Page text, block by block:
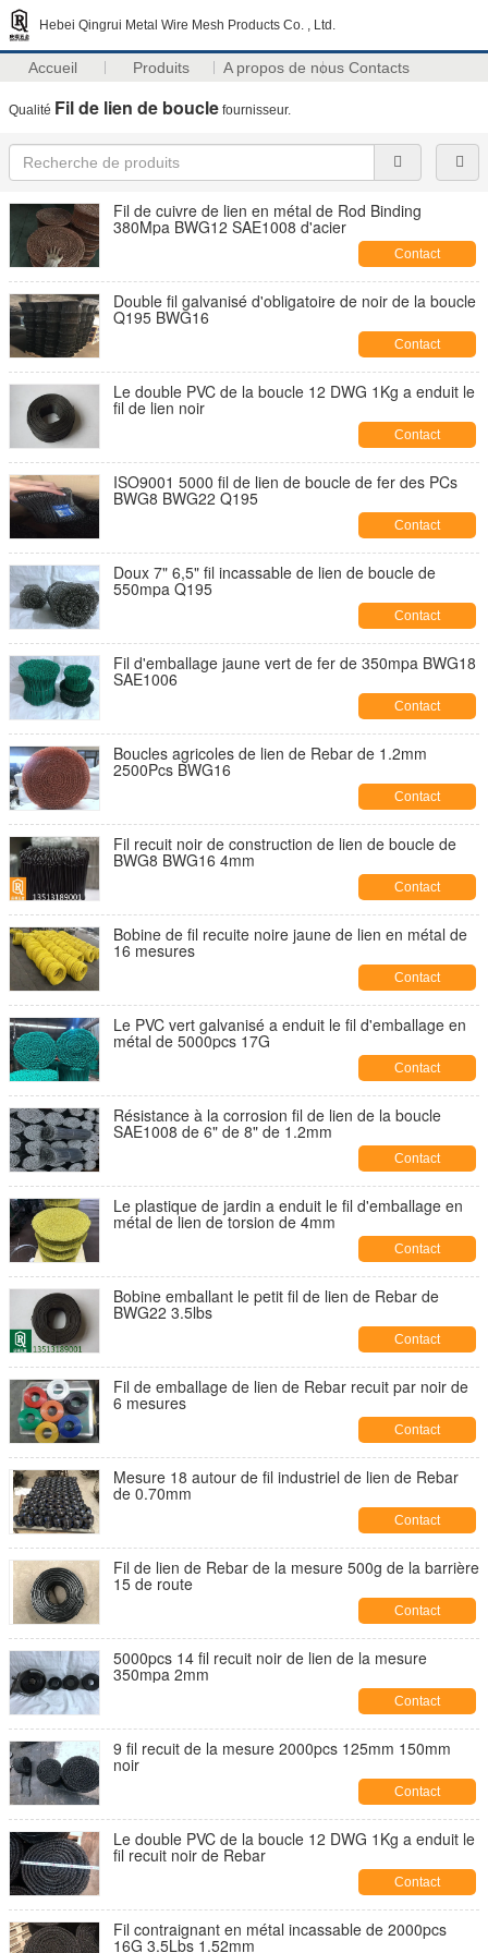
Hebei Qingrui Metal Wire Mesh Products Co. , Ltd.
Accueil Produits A propos de nous Contacts
Qualité Fil de lien de boucle fournisseur.
Fil de cuivre de lien en métal de Rod Binding
380Mpa BWG12 SAE1008 d'acier
Contact
Double fil galvanisé d'obligatoire de noir de la boucle
Q195 BWG16
Contact
Le double PVC de la boucle 12 DWG 1Kg a enduit le
fil de lien noir
Contact
ISO9001 5000 fil de lien de boucle de fer des PCs
BWG8 BWG22 Q195
Contact
Doux 7" 6,5" fil incassable de lien de boucle de
550mpa Q195
Contact
Fil d'emballage jaune vert de fer de 350mpa BWG18
SAE1006
Contact
Boucles agricoles de lien de Rebar de 1.2mm
2500Pcs BWG16
Contact
Fil recuit noir de construction de lien de boucle de
BWG8 BWG16 4mm
Contact
Bobine de fil recuite noire jaune de lien en métal de
16 mesures
Contact
Le PVC vert galvanisé a enduit le fil d'emballage en
métal de 5000pcs 17G
Contact
Résistance à la corrosion fil de lien de la boucle
SAE1008 de 6" de 8" de 1.2mm
Contact
Le plastique de jardin a enduit le fil d'emballage en
métal de lien de torsion de 4mm
Contact
Bobine emballant le petit fil de lien de Rebar de
BWG22 3.5lbs
Contact
Fil de emballage de lien de Rebar recuit par noir de
6 mesures
Contact
Mesure 18 autour de fil industriel de lien de Rebar
de 0.70mm
Contact
Fil de lien de Rebar de la mesure 500g de la barrière
15 de route
Contact
5000pcs 14 fil recuit noir de lien de la mesure
350mpa 2mm
Contact
9 fil recuit de la mesure 2000pcs 125mm 150mm
noir
Contact
Le double PVC de la boucle 12 DWG 1Kg a enduit le
fil recuit noir de Rebar
Contact
Fil contraignant en métal incassable de 2000pcs
16G 3.5Lbs 1.52mm